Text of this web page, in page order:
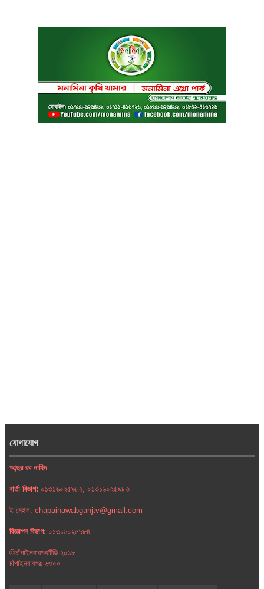
যোগাযোগ
আব্দুর রব নাহিদ
বার্তা বিভাগ: ০১৩১৬০২৫৯৮২, ০১৩১৬০২৫৯৮৩
ই-মেইল: chapainawabganjtv@gmail.com
বিজ্ঞাপন বিভাগ: ০১৩১৬০২৫৯৮৪
©চাঁপাইনবাবগঞ্জটিভি ২০১৮
চাঁপাইনবাবগঞ্জ-৬৩০০